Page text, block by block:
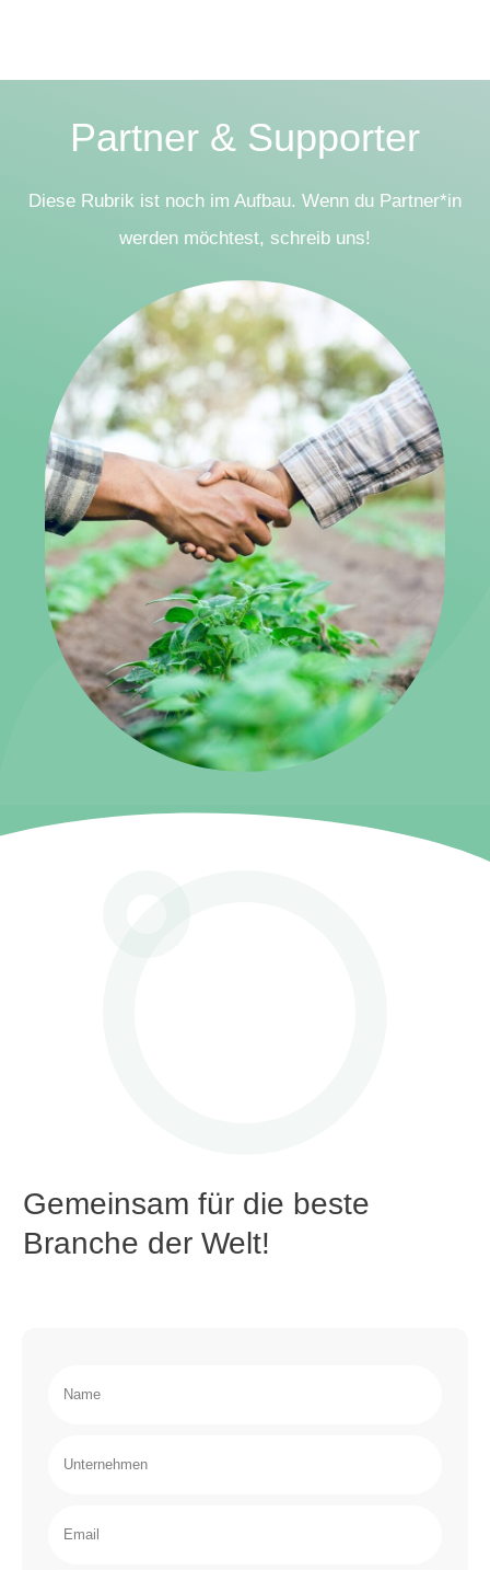
Partner & Supporter
Diese Rubrik ist noch im Aufbau. Wenn du Partner*in
werden möchtest, schreib uns!
Gemeinsam für die beste
Branche der Welt!